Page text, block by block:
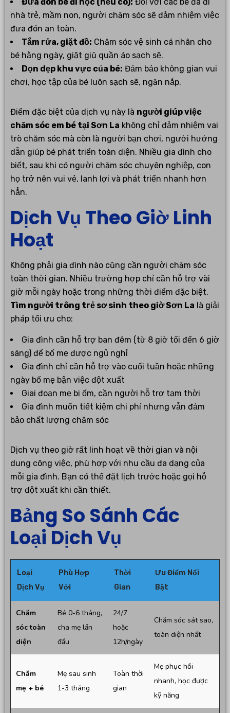
nhà trẻ, mầm non, người chăm sóc sẽ đảm nhiệm việc
đưa đón an toàn.
Tắm rửa, giặt đồ: Chăm sóc vệ sinh cá nhân cho
bé hằng ngày, giặt giũ quần áo sạch sẽ.
Dọn dẹp khu vực của bé: Đảm bảo không gian vui
chơi, học tập của bé luôn sạch sẽ, ngăn nắp.
Điểm đặc biệt của dịch vụ này là người giúp việc
chăm sóc em bé tại Sơn La không chỉ đảm nhiệm vai
trò chăm sóc mà còn là người bạn chơi, người hướng
dẫn giúp bé phát triển toàn diện. Nhiều gia đình cho
biết, sau khi có người chăm sóc chuyên nghiệp, con
họ trở nên vui vẻ, lanh lợi và phát triển nhanh hơn
hẳn.
Dịch Vụ Theo Giờ Linh
Hoạt
Không phải gia đình nào cũng cần người chăm sóc
toàn thời gian. Nhiều trường hợp chỉ cần hỗ trợ vài
giờ mỗi ngày hoặc trong những thời điểm đặc biệt.
Tìm người trông trẻ sơ sinh theo giờ Sơn La là giải
pháp tối ưu cho:
Gia đình cần hỗ trợ ban đêm (từ 8 giờ tối đến 6 giờ
sáng) để bố mẹ được ngủ nghỉ
Gia đình chỉ cần hỗ trợ vào cuối tuần hoặc những
ngày bố mẹ bận việc đột xuất
Giai đoạn mẹ bị ốm, cần người hỗ trợ tạm thời
Gia đình muốn tiết kiệm chi phí nhưng vẫn đảm
bảo chất lượng chăm sóc
Dịch vụ theo giờ rất linh hoạt về thời gian và nội
dung công việc, phù hợp với nhu cầu đa dạng của
mỗi gia đình. Bạn có thể đặt lịch trước hoặc gọi hỗ
trợ đột xuất khi cần thiết.
Bảng So Sánh Các
Loại Dịch Vụ
Loại
Dịch Vụ
Phù Hợp
Với
Thời
Gian
Ưu Điểm Nổi
Bật
Chăm
sóc toàn
diện
Bé 0-6 tháng,
cha mẹ lần
đầu
24/7
hoặc
12h/ngày
Chăm sóc sát sao,
toàn diện nhất
Chăm
mẹ + bé
Mẹ sau sinh
1-3 tháng
Toàn thời
gian
Mẹ phục hồi
nhanh, học được
kỹ năng